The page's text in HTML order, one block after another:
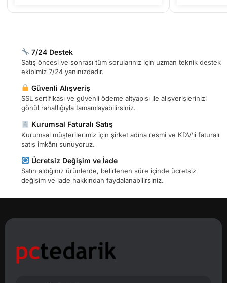
7/24 Destek
Satış öncesi ve sonrası tüm sorularınız için uzman teknik destek
ekibimiz 7/24 yanınızdadır.
Güvenli Alışveriş
SSL sertifikası ve güvenli ödeme altyapısı ile alışverişlerinizi
gönül rahatlığıyla tamamlayabilirsiniz.
Kurumsal Faturalı Satış
Kurumsal müşterilerimiz için şirket adına resmi ve KDV’li faturalı
satış imkânı sunuyoruz.
Ücretsiz Değişim ve İade
Satın aldığınız ürünlerde, belirlenen süre içinde ücretsiz
değişim ve iade hakkından faydalanabilirsiniz.